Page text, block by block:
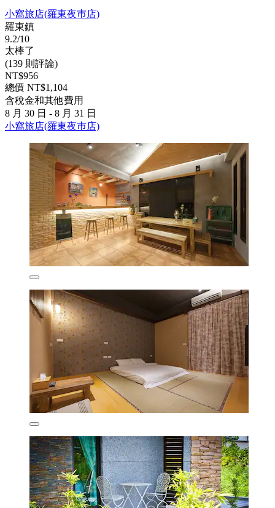
小窩旅店(羅東夜巿店)
羅東鎮
9.2/10
太棒了
(139 則評論)
NT$956
總價 NT$1,104
含稅金和其他費用
8 月 30 日 - 8 月 31 日
小窩旅店(羅東夜巿店)